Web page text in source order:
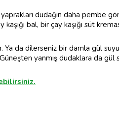
dudağın daha pembe
bal, bir çay kaşığı süt
Ya da dilerseniz bir damla gül
yanmış dudaklara da gül